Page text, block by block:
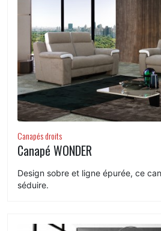
Canapés droits
Canapé WONDER
Design sobre et ligne épurée, ce
séduire.